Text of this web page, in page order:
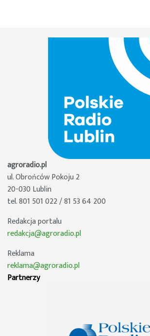
agroradio.pl
ul. Obrońców Pokoju 2
20-030 Lublin
tel. 801 501 022 / 81 53 64 200
Redakcja portalu
redakcja@agroradio.pl
Reklama
reklama@agroradio.pl
Partnerzy